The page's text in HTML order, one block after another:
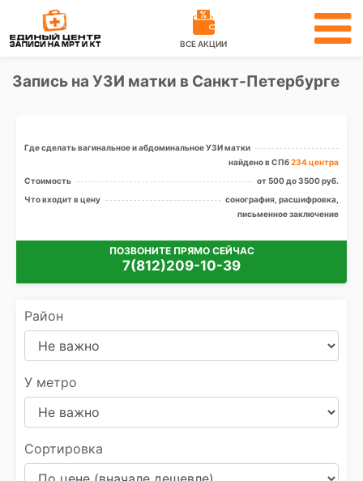
ВСЕ АКЦИИ
Запись на УЗИ матки в Санкт-Петербурге
Где сделать вагинальное и абдоминальное УЗИ матки
найдено в СПб234 центра
Стоимость
от 500 до 3500 руб.
Что входит в цену
сонография, расшифровка,
письменное заключение
ПОЗВОНИТЕ ПРЯМО СЕЙЧАС
7(812)209-10-39
Район
У метро
Сортировка